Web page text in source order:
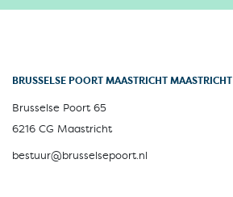
BRUSSELSE POORT MAASTRICHT MAASTRICHT
Brusselse Poort 65
6216 CG Maastricht
bestuur@brusselsepoort.nl